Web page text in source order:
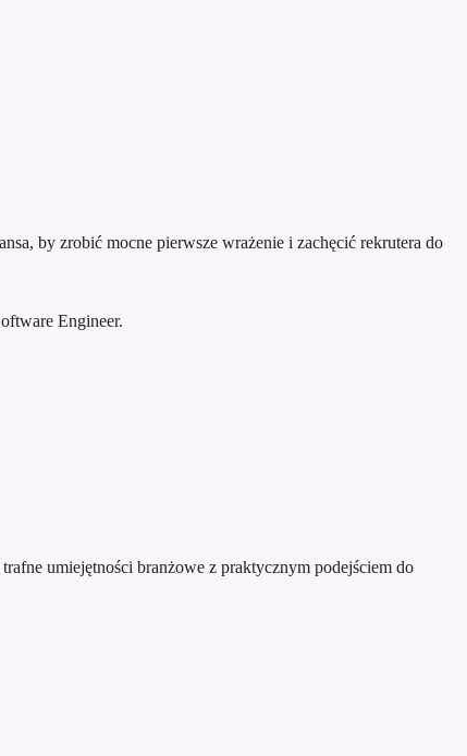
by zrobić mocne pierwsze wrażenie i zachęcić rekrutera do
Engineer.
umiejętności branżowe z praktycznym podejściem do